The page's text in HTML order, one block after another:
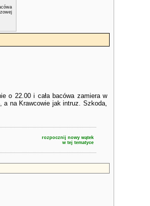
o 22.00 i cała bacówa zamiera w
na Krawcowie jak intruz. Szkoda,
rozpocznij nowy wątek
w tej tematyce